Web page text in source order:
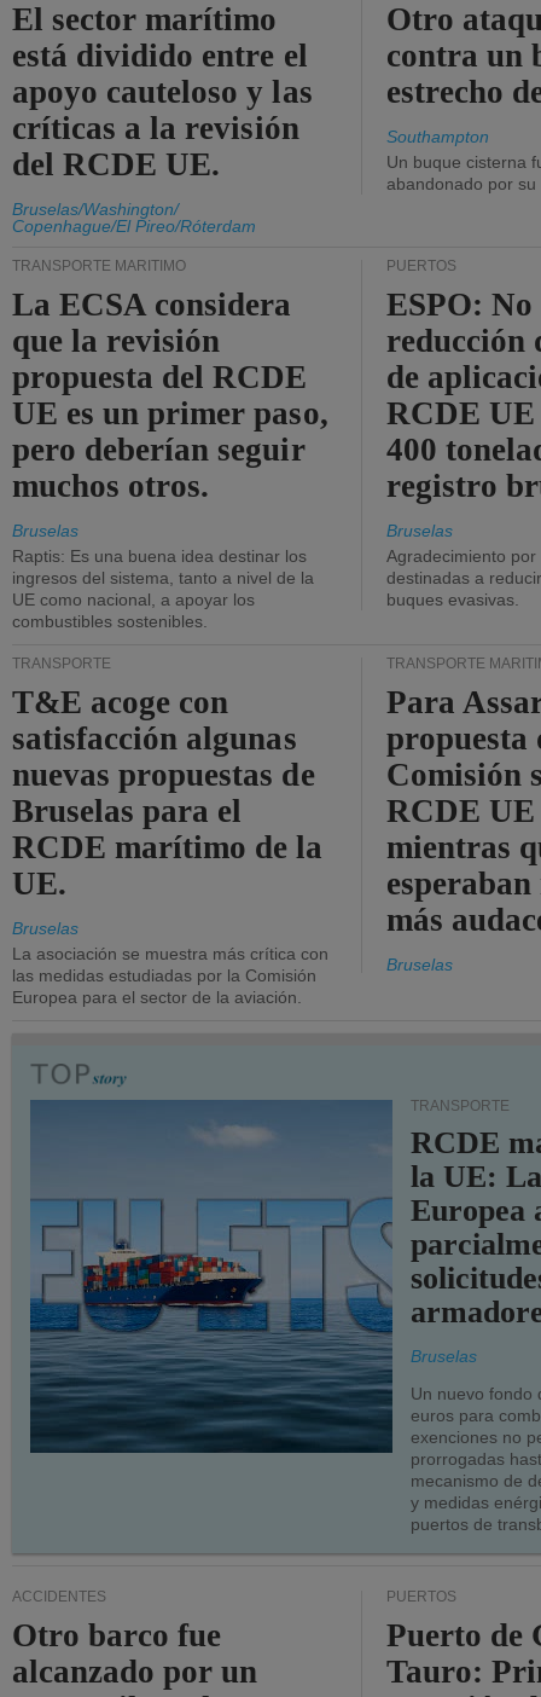
El sector marítimo
está dividido entre el
apoyo cauteloso y las
críticas a la revisión
del RCDE UE.
Bruselas/Washington/
Copenhague/El Pireo/Róterdam
Otro
contra un
estrecho
Southampton
Un buque cisterna
abandonado por su
TRANSPORTE MARÍTIMO
La ECSA considera
que la revisión
propuesta del RCDE
UE es un primer paso,
pero deberían seguir
muchos otros.
Bruselas
Raptis: Es una buena idea destinar los
ingresos del sistema, tanto a nivel de la
UE como nacional, a apoyar los
combustibles sostenibles.
PUERTOS
ESPO: No
reducción
de
RCDE UE
400
registro
Bruselas
Agradecimiento
destinadas a
buques evasivas.
TRANSPORTE
T&E acoge con
satisfacción algunas
nuevas propuestas de
Bruselas para el
RCDE marítimo de la
UE.
Bruselas
La asociación se muestra más crítica con
las medidas estudiadas por la Comisión
Europea para el sector de la aviación.
TRANSPORTE
Para
propuesta
Comisión
RCDE
mientras
más
Bruselas
TRANSPORTE
RCDE
la UE:
Europea
Bruselas
Un nuevo fondo
euros para
exenciones no
prorrogadas
mecanismo de
y medidas
puertos de
ACCIDENTES
Otro barco fue
alcanzado por un
PUERTOS
Puerto de
Tauro: